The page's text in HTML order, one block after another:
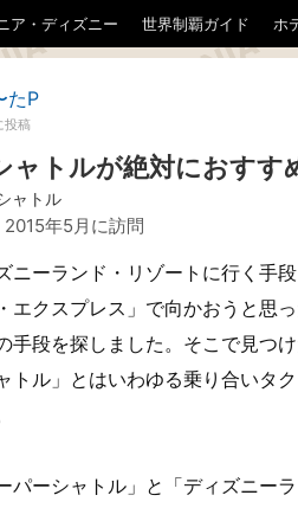
ア・ディズニー 世界制覇ガイド ホ
たP
投稿
ャトルが絶対におすす
ャトル
2015年5月に訪問
ニーランド・リゾートに行く手
エクスプレス」で向かおうと思
手段を探しました。そこで見つ
トル」とはいわゆる乗り合いタ
パーシャトル」と「ディズニー